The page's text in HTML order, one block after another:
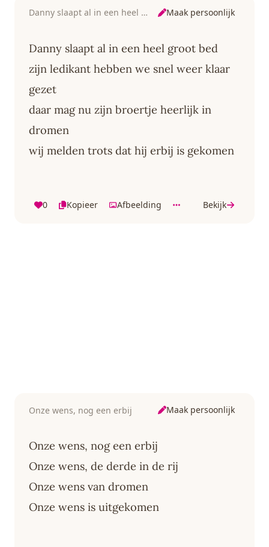
Danny slaapt al in een heel groot bed Maak persoonlijk
Danny slaapt al in een heel groot bed
zijn ledikant hebben we snel weer klaar
gezet
daar mag nu zijn broertje heerlijk in
dromen
wij melden trots dat hij erbij is gekomen
0 Kopieer Afbeelding Bekijk
Onze wens, nog een erbij Maak persoonlijk
Onze wens, nog een erbij
Onze wens, de derde in de rij
Onze wens van dromen
Onze wens is uitgekomen